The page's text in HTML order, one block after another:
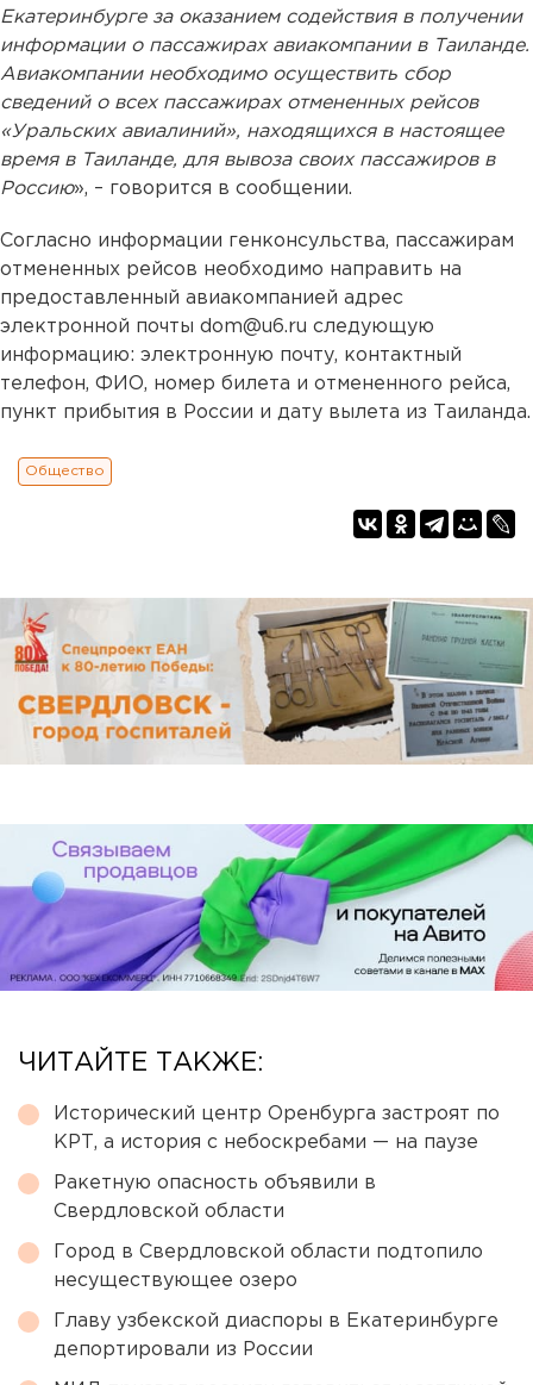
Екатеринбурге за оказанием содействия в получении
информации о пассажирах авиакомпании в Таиланде.
Авиакомпании необходимо осуществить сбор
сведений о всех пассажирах отмененных рейсов
«Уральских авиалиний», находящихся в настоящее
время в Таиланде, для вывоза своих пассажиров в
Россию», – говорится в сообщении.
Согласно информации генконсульства, пассажирам
отмененных рейсов необходимо направить на
предоставленный авиакомпанией адрес
электронной почты dom@u6.ru следующую
информацию: электронную почту, контактный
телефон, ФИО, номер билета и отмененного рейса,
пункт прибытия в России и дату вылета из Таиланда.
Общество
ЧИТАЙТЕ ТАКЖЕ:
Исторический центр Оренбурга застроят по
КРТ, а история с небоскребами — на паузе
Ракетную опасность объявили в
Свердловской области
Город в Свердловской области подтопило
несуществующее озеро
Главу узбекской диаспоры в Екатеринбурге
депортировали из России